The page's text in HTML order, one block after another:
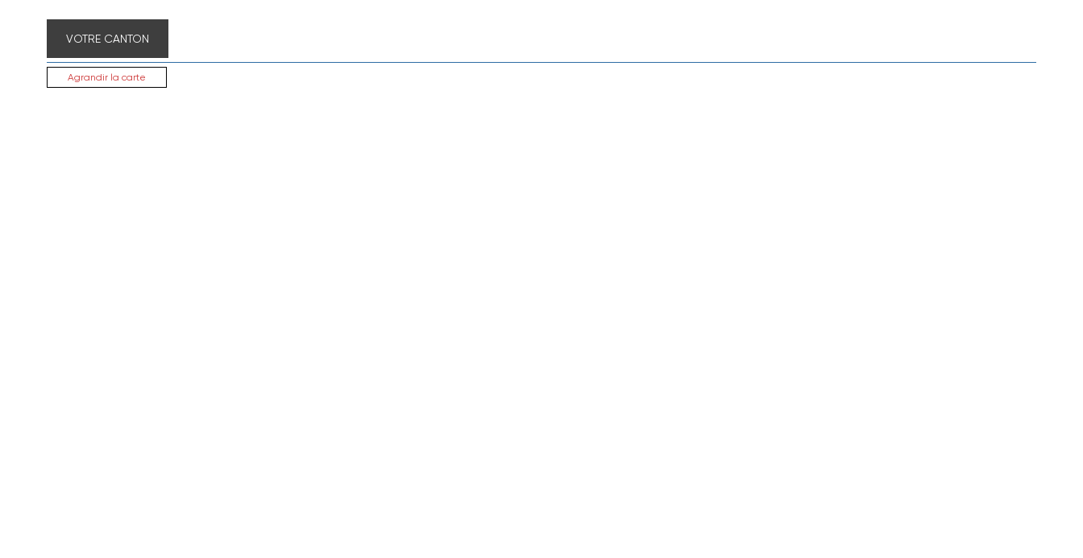
VOTRE CANTON
Agrandir la carte